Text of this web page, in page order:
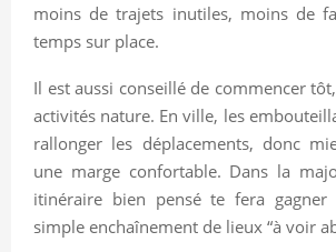
moins de trajets inutiles, moins de
temps sur place.
Il est aussi conseillé de commencer
activités nature. En ville, les
rallonger les déplacements, donc
une marge confortable. Dans la
itinéraire bien pensé te fera gagner
simple enchaînement de lieux “à voir